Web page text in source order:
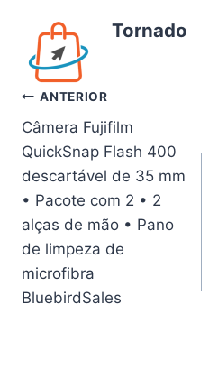
Tornado
Navegação
de
Post
ANTERIOR
Câmera Fujifilm
QuickSnap Flash 400
descartável de 35 mm
• Pacote com 2 • 2
alças de mão • Pano
de limpeza de
microfibra
BluebirdSales